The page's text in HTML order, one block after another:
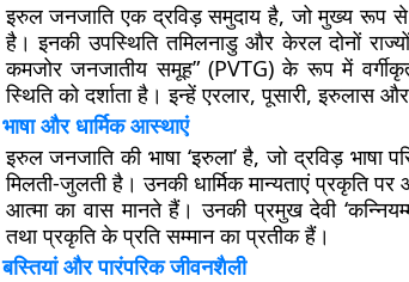
इरुल जनजाति एक द्रविड़ समुदाय है, जो मुख्य रूप से
है। इनकी उपस्थिति तमिलनाडु और केरल दोनों
कमजोर जनजातीय समूह” (PVTG) के रूप में
स्थिति को दर्शाता है। इन्हें एरलार, पूसारी, इरुलास
भाषा और धार्मिक आस्थाएं
इरुल जनजाति की भाषा ‘इरुला’ है, जो द्रविड़
मिलती-जुलती है। उनकी धार्मिक मान्यताएं प्रकृति
आत्मा का वास मानते हैं। उनकी प्रमुख देवी
तथा प्रकृति के प्रति सम्मान का प्रतीक हैं।
बस्तियां और पारंपरिक जीवनशैली